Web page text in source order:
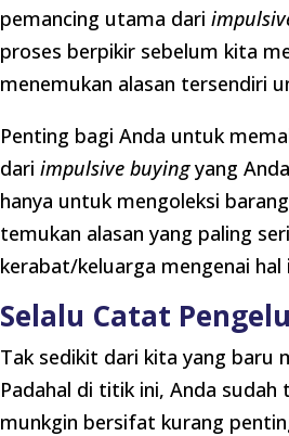
pemancing utama dari
proses berpikir sebelum kita
menemukan alasan tersendiri
Penting bagi Anda untuk
dariimpulsive buyingyang
hanya untuk mengoleksi
temukan alasan yang paling
kerabat/keluarga mengenai hal
Selalu Catat
Tak sedikit dari kita yang baru
Padahal di titik ini, Anda
munkgin bersifat kurang